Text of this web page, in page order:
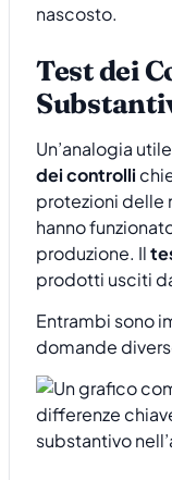
nascosto.
Test dei
Un’analogia
dei controlli
protezioni delle
hanno
produzione. Il
prodotti usciti
Entrambi sono
domande